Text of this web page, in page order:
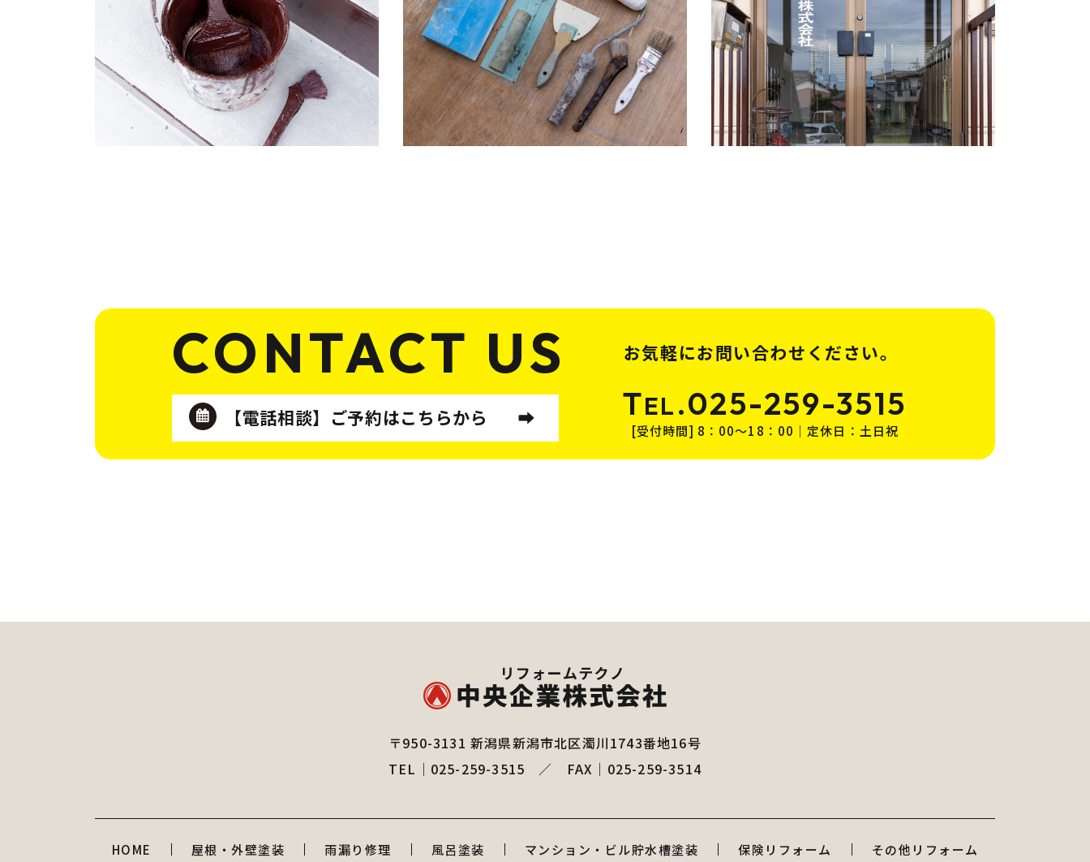
CONTACT US お気軽にお問い合わせください。
【電話相談】 ご予約はこちらから TEL.025-259-3515
[受付時間] 8：00～18：00｜定休日：土日祝
〒950-3131新潟県新潟市北区濁川1743番地16号
TEL｜ 025-259-3515 ／ FAX｜025-259-3514
HOME 屋根・外壁塗装 雨漏り修理 風呂塗装 マンション・ビル貯水槽塗装 保険リフォーム その他リフォーム